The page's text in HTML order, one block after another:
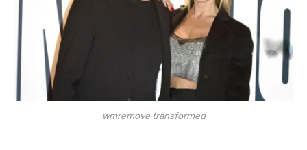
wmremove transformed